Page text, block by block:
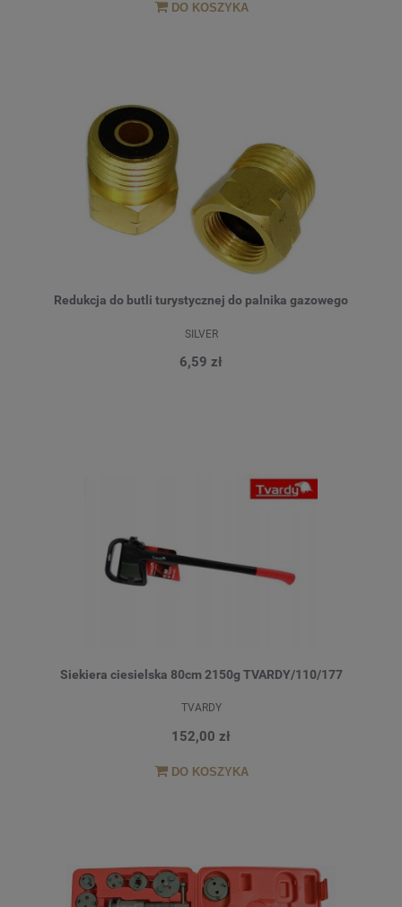
DO KOSZYKA
Redukcja do butli turystycznej do palnika gazowego
SILVER
6,59 zł
Siekiera ciesielska 80cm 2150g TVARDY/110/177
TVARDY
152,00 zł
DO KOSZYKA